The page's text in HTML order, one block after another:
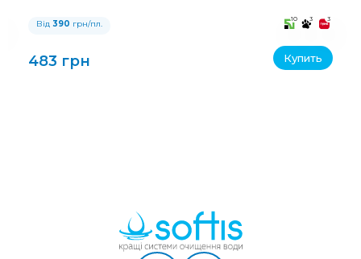
Від 390 грн/пл. 10 3 3
483 грн Купить